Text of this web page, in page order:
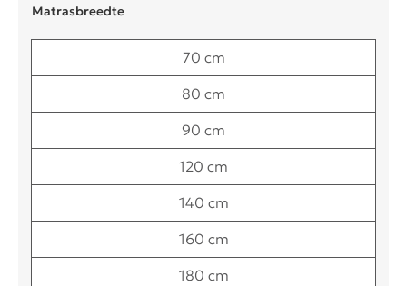
Matrasbreedte
70 cm
80 cm
90 cm
120 cm
140 cm
160 cm
180 cm